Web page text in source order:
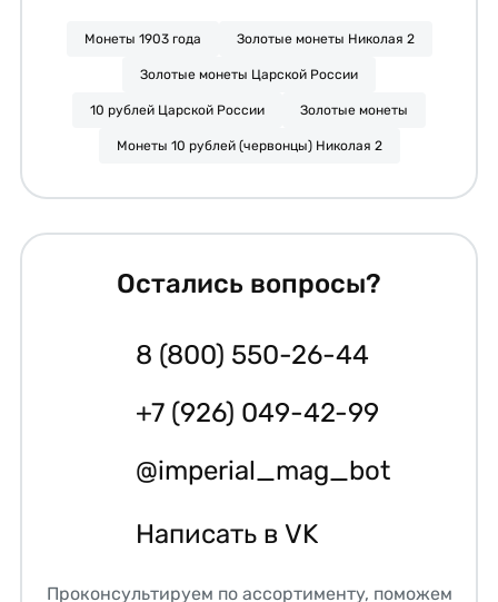
Монеты 1903 года Золотые монеты Николая 2
Золотые монеты Царской России
10 рублей Царской России Золотые монеты
Монеты 10 рублей (червонцы) Николая 2
Остались вопросы?
8 (800) 550-26-44
+7 (926) 049-42-99
@imperial_mag_bot
Написать в VK
Проконсультируем по ассортименту, поможем